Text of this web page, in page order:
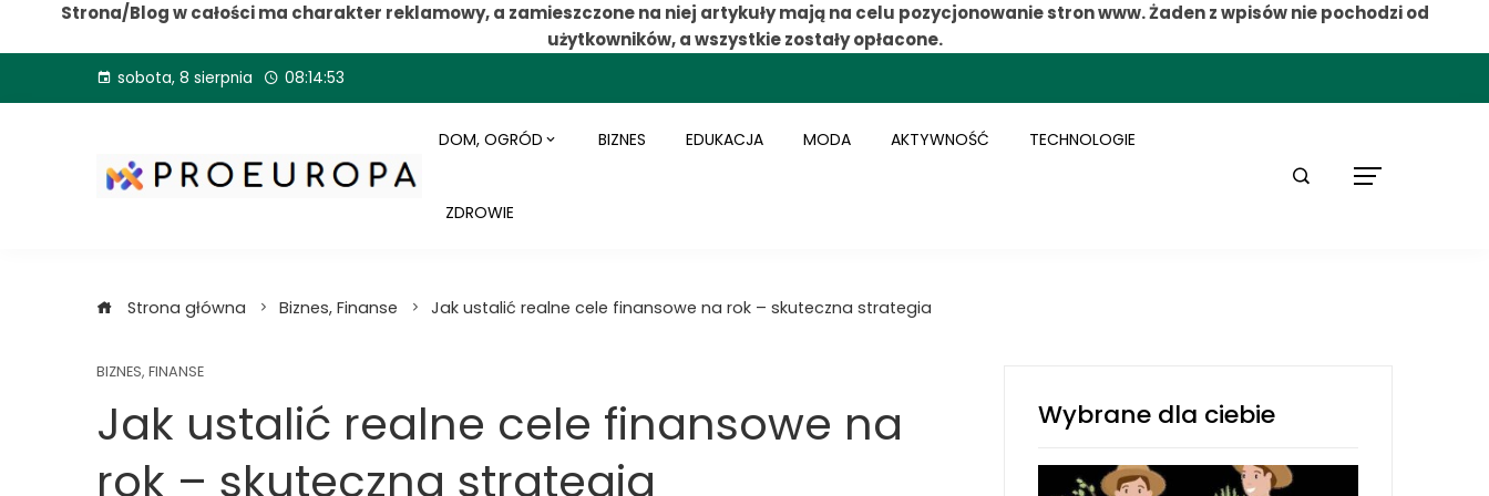
Strona/Blog w całości ma charakter reklamowy, a zamieszczone na niej artykuły mają na celu pozycjonowanie stron www. Żaden z wpisów nie pochodzi od
użytkowników, a wszystkie zostały opłacone.
sobota, 8 sierpnia 08:14:55
DOM, OGRÓD BIZNES EDUKACJA MODA AKTYWNOŚĆ TECHNOLOGIE
ZDROWIE
Strona główna Biznes, Finanse Jak ustalić realne cele finansowe na rok – skuteczna strategia
BIZNES, FINANSE
Jak ustalić realne cele finansowe na
rok – skuteczna strategia
Wybrane dla ciebie